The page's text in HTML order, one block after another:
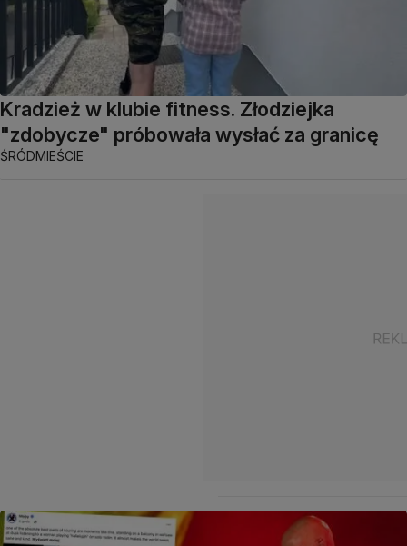
Kradzież w klubie fitness. Złodziejka
"zdobycze" próbowała wysłać za granicę
ŚRÓDMIEŚCIE